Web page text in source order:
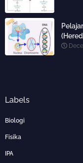
Labels
Biologi
Fisika
IPA